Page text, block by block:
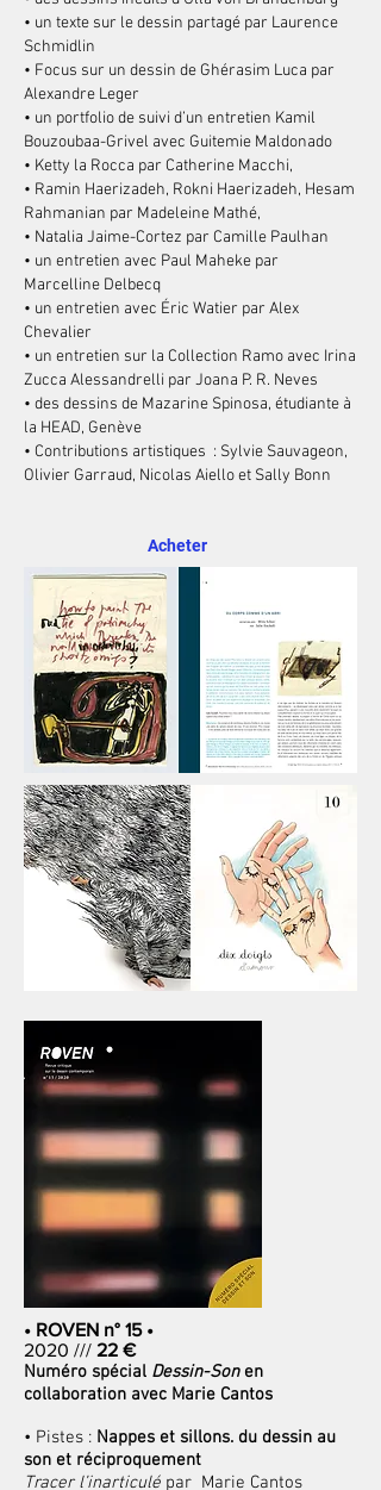
• un texte sur le dessin partagé par Laurence
Schmidlin
• Focus sur un dessin de Ghérasim Luca par
Alexandre Leger
• un portfolio de suivi d’un entretien Kamil
Bouzoubaa-Grivel avec Guitemie Maldonado
• Ketty la Rocca par Catherine Macchi,
• Ramin Haerizadeh, Rokni Haerizadeh, Hesam
Rahmanian par Madeleine Mathé,
• Natalia Jaime-Cortez par Camille Paulhan
• un entretien avec Paul Maheke par
Marcelline Delbecq
• un entretien avec Éric Watier par Alex
Chevalier
• un entretien sur la Collection Ramo avec Irina
Zucca Alessandrelli par Joana P. R. Neves
• des dessins de Mazarine Spinosa, étudiante à
la HEAD, Genève
• Contributions artistiques : Sylvie Sauvageon,
Olivier Garraud, Nicolas Aiello et Sally Bonn
Acheter
• ROVEN n° 15 •
2020 /// 22 €
Numéro spécial Dessin-Son en
collaboration avec Marie Cantos
• Pistes : Nappes et sillons. du dessin au
son et réciproquement
Tracer l’inarticulé par Marie Cantos